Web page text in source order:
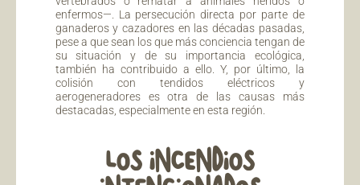
enfermos—. La persecución directa por parte de
ganaderos y cazadores en las décadas pasadas,
pese a que sean los que más conciencia tengan de
su situación y de su importancia ecológica,
también ha contribuido a ello. Y, por último, la
colisión con tendidos eléctricos y
aerogeneradores es otra de las causas más
destacadas, especialmente en esta región.
LOS INCENDIOS